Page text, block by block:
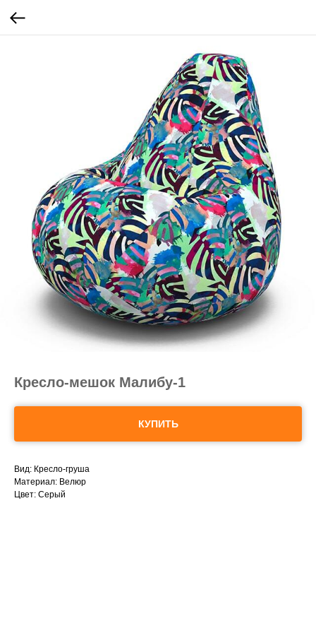
Кресло-мешок Малибу-1
КУПИТЬ
Вид: Кресло-груша
Материал: Велюр
Цвет: Серый